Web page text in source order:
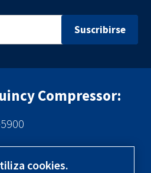
Compressor:
cookies.